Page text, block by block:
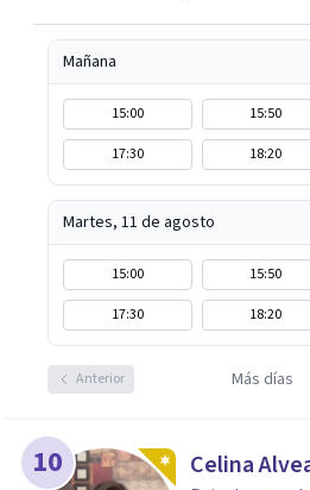
Mañana
15:00 15:50
17:30
18:20
Martes, 11 de agosto
15:00 15:50
17:30
18:20
Anterior Más días
10 Celina